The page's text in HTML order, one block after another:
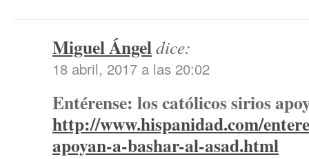
Miguel Ángeldice:
18 abril, 2017 a las 20:02
Entérense: los católicos sirios
http://www.hispanidad.com/
apoyan-a-bashar-al-asad.html